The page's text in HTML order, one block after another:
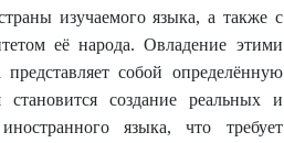
изучаемого языка, а также с
её народа. Овладение этими
собой определённую
становится создание реальных и
языка, что требует